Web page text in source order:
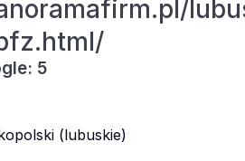
5
(lubuskie)